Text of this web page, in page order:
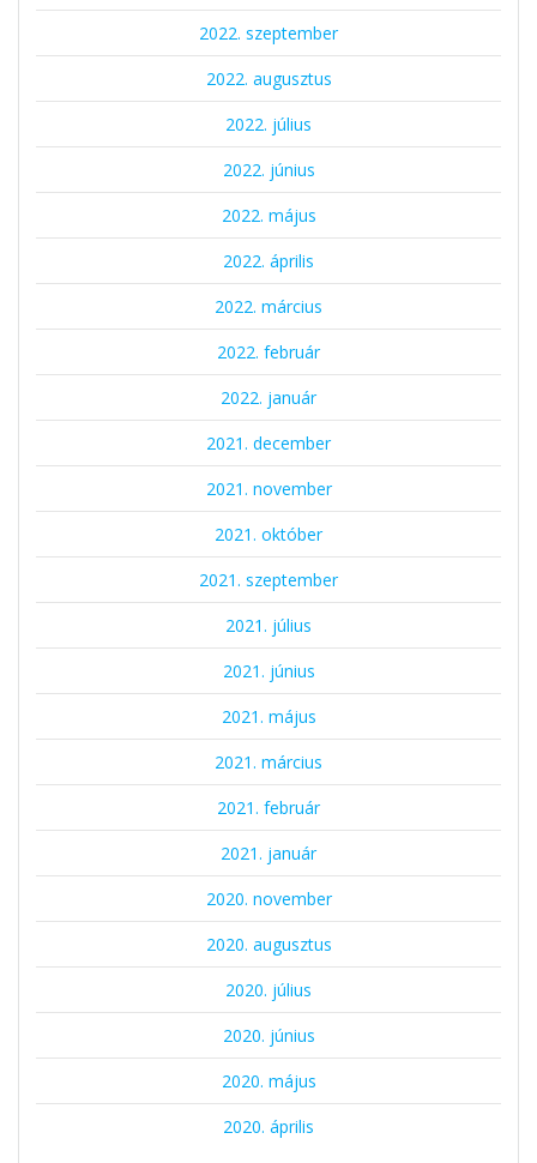
2022. szeptember
2022. augusztus
2022. július
2022. június
2022. május
2022. április
2022. március
2022. február
2022. január
2021. december
2021. november
2021. október
2021. szeptember
2021. július
2021. június
2021. május
2021. március
2021. február
2021. január
2020. november
2020. augusztus
2020. július
2020. június
2020. május
2020. április